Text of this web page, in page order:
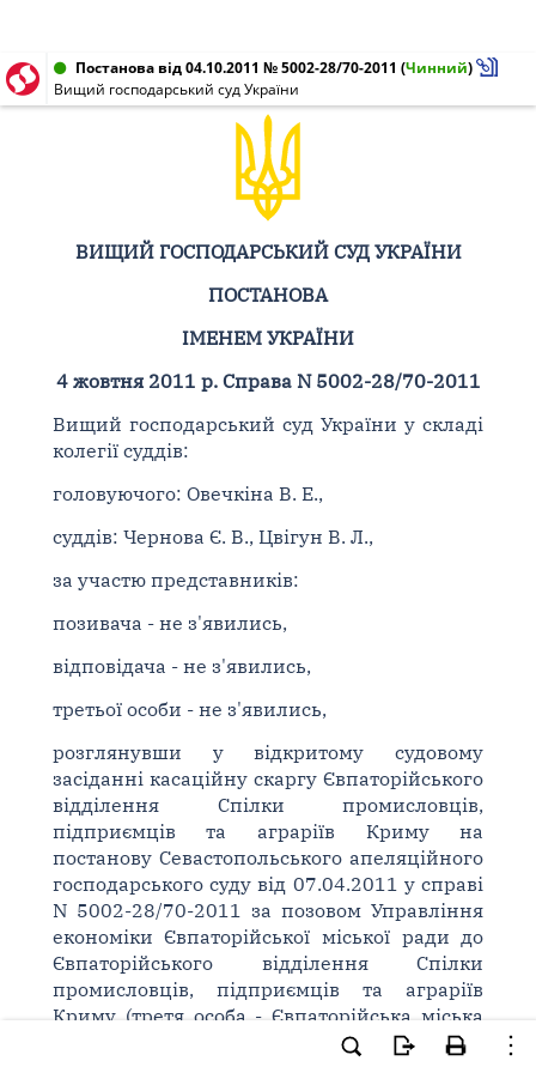
Постанова від 04.10.2011 № 5002-28/70-2011 (Чинний)
Вищий господарський суд України
ВИЩИЙ ГОСПОДАРСЬКИЙ СУД УКРАЇНИ
ПОСТАНОВА
ІМЕНЕМ УКРАЇНИ
4 жовтня 2011 р. Справа N 5002-28/70-2011
Вищий господарський суд України у складі
колегії суддів:
головуючого: Овечкіна В. Е.,
суддів: Чернова Є. В., Цвігун В. Л.,
за участю представників:
позивача - не з'явились,
відповідача - не з'явились,
третьої особи - не з'явились,
розглянувши у відкритому судовому
засіданні касаційну скаргу Євпаторійського
відділення Спілки промисловців,
підприємців та аграріїв Криму на
постанову Севастопольського апеляційного
господарського суду від 07.04.2011 у справі
N 5002-28/70-2011 за позовом Управління
економіки Євпаторійської міської ради до
Євпаторійського відділення Спілки
промисловців, підприємців та аграріїв
Криму (третя особа - Євпаторійська міська
рада) про витребування майна з чужого